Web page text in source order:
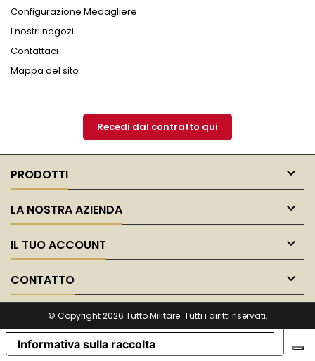
Configurazione Medagliere
I nostri negozi
Contattaci
Mappa del sito
Recedi dal contratto qui
PRODOTTI 
LA NOSTRA AZIENDA 
IL TUO ACCOUNT 
CONTATTO 
© Copyright 2026 Tutto Militare. Tutti i diritti riservati.
Informativa sulla raccolta
Le tue preferenze relative alla privacy